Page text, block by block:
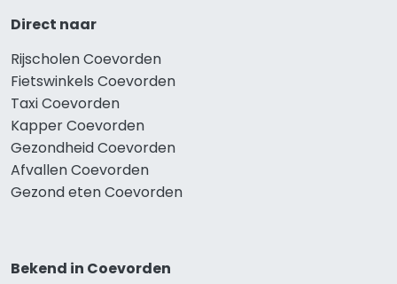
Direct naar
Rijscholen Coevorden
Fietswinkels Coevorden
Taxi Coevorden
Kapper Coevorden
Gezondheid Coevorden
Afvallen Coevorden
Gezond eten Coevorden
Bekend in Coevorden